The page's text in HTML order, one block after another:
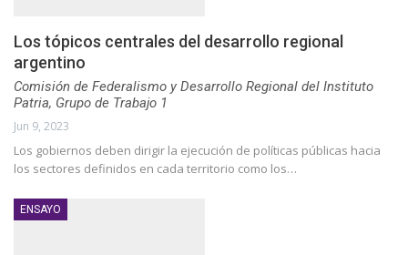
Los tópicos centrales del desarrollo regional
argentino
Comisión de Federalismo y Desarrollo Regional del Instituto
Patria, Grupo de Trabajo 1
Jun 9, 2023
Los gobiernos deben dirigir la ejecución de políticas públicas hacia
los sectores definidos en cada territorio como los…
ENSAYO